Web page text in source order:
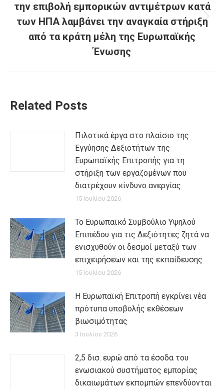
Next
post:
την επιβολή εμπορικών αντιμέτρων κατά
των ΗΠΑ λαμβάνει την αναγκαία στήριξη
από τα κράτη μέλη της Ευρωπαϊκής
Ένωσης
Related Posts
Πιλοτικά έργα στο πλαίσιο της
Εγγύησης Δεξιοτήτων της
Ευρωπαϊκής Επιτροπής για τη
στήριξη των εργαζομένων που
διατρέχουν κίνδυνο ανεργίας
15 Ιουλίου 2026
Το Ευρωπαϊκό Συμβούλιο Υψηλού
Επιπέδου για τις Δεξιότητες ζητά να
ενισχυθούν οι δεσμοί μεταξύ των
επιχειρήσεων και της εκπαίδευσης
15 Ιουλίου 2026
Η Ευρωπαϊκή Επιτροπή εγκρίνει νέα
πρότυπα υποβολής εκθέσεων
βιωσιμότητας
3 Ιουλίου 2026
2,5 δισ. ευρώ από τα έσοδα του
ενωσιακού συστήματος εμπορίας
δικαιωμάτων εκπομπών επενδύονται